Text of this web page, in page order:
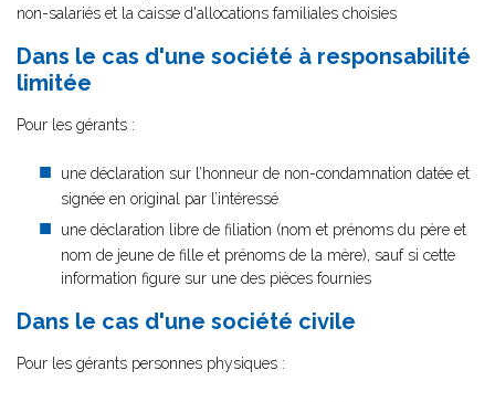
non-salariés et la caisse d'allocations familiales choisies
Dans le cas d'une société à responsabilité
limitée
Pour les gérants :
une déclaration sur l’honneur de non-condamnation datée et
signée en original par l’intéressé
une déclaration libre de filiation (nom et prénoms du père et
nom de jeune de fille et prénoms de la mère), sauf si cette
information figure sur une des pièces fournies
Dans le cas d'une société civile
Pour les gérants personnes physiques :